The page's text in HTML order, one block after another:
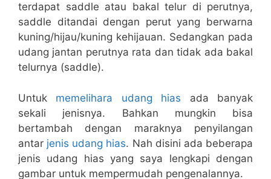
terdapat saddle atau bakal telur di perutnya,
saddle ditandai dengan perut yang berwarna
kuning/hijau/kuning kehijauan. Sedangkan pada
udang jantan perutnya rata dan tidak ada bakal
telurnya (saddle).
Untuk memelihara udang hias ada banyak
sekali jenisnya. Bahkan mungkin bisa
bertambah dengan maraknya penyilangan
antar jenis udang hias. Nah disini ada beberapa
jenis udang hias yang saya lengkapi dengan
gambar untuk mempermudah pengenalannya.